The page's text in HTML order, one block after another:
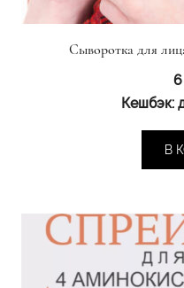
Сыворотка для
Кешбэк:
В